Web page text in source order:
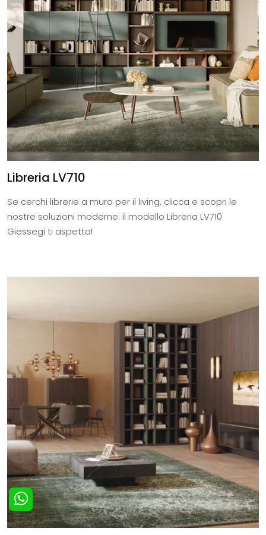
Libreria LV710
Se cerchi librerie a muro per il living, clicca e scopri le
nostre soluzioni moderne: il modello Libreria LV710
Giessegi ti aspetta!